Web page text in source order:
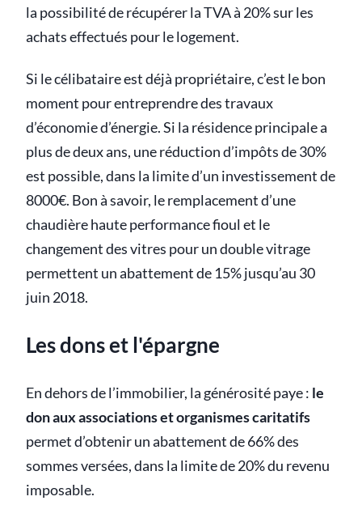
la possibilité de récupérer la TVA à 20% sur les
achats effectués pour le logement.
Si le célibataire est déjà propriétaire, c’est le bon
moment pour entreprendre des travaux
d’économie d’énergie. Si la résidence principale a
plus de deux ans, une réduction d’impôts de 30%
est possible, dans la limite d’un investissement de
8000€. Bon à savoir, le remplacement d’une
chaudière haute performance fioul et le
changement des vitres pour un double vitrage
permettent un abattement de 15% jusqu’au 30
juin 2018.
Les dons et l'épargne
En dehors de l’immobilier, la générosité paye : le
don aux associations et organismes caritatifs
permet d’obtenir un abattement de 66% des
sommes versées, dans la limite de 20% du revenu
imposable.